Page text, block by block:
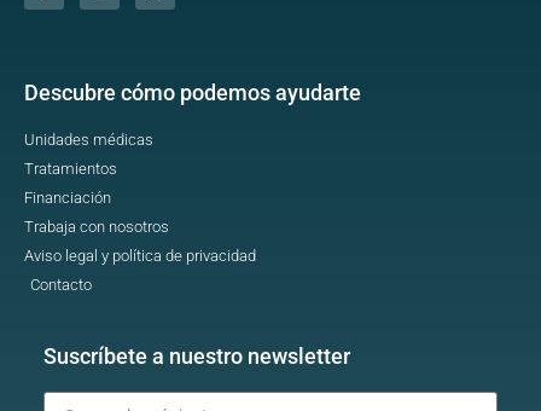
Descubre cómo podemos ayudarte
Unidades médicas
Tratamientos
Financiación
Trabaja con nosotros
Aviso legal y política de privacidad
Contacto
Suscríbete a nuestro newsletter